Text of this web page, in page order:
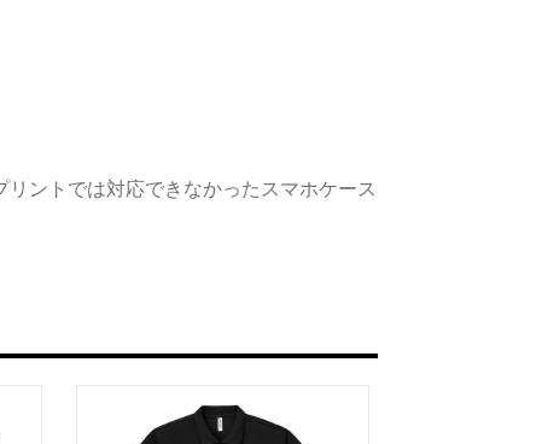
ントでは対応できなかったスマホケース